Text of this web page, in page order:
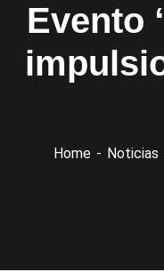
Evento
Home Noticias